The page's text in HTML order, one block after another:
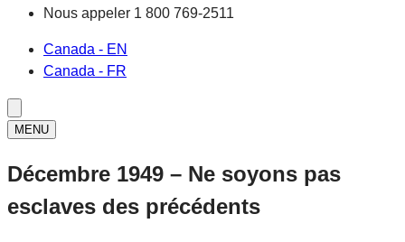
Nous appeler 1 800 769-2511
Canada - EN
Canada - FR
MENU
Décembre 1949 – Ne soyons pas
esclaves des précédents